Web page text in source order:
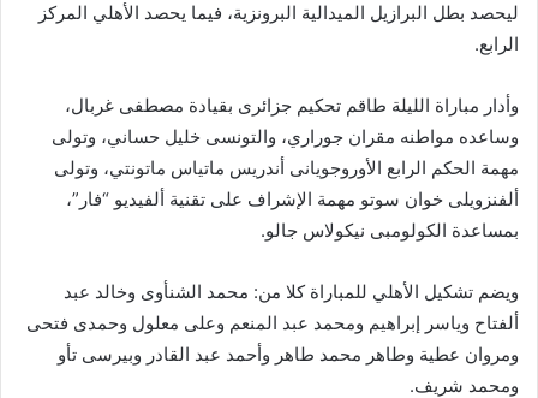
ليحصد بطل البرازيل الميدالية البرونزية، فيما يحصد الأهلي المركز
الرابع.
وأدار مباراة الليلة طاقم تحكيم جزائرى بقيادة مصطفى غربال،
وساعده مواطنه مقران جوراري، والتونسى خليل حساني، وتولى
مهمة الحكم الرابع الأوروجويانى أندريس ماتياس ماتونتي، وتولى
ألفنزويلى خوان سوتو مهمة الإشراف على تقنية ألفيديو “فار”،
بمساعدة الكولومبى نيكولاس جالو.
ويضم تشكيل الأهلي للمباراة كلا من: محمد الشنأوى وخالد عبد
ألفتاح وياسر إبراهيم ومحمد عبد المنعم وعلى معلول وحمدى فتحى
ومروان عطية وطاهر محمد طاهر وأحمد عبد القادر وبيرسى تأو
ومحمد شريف.